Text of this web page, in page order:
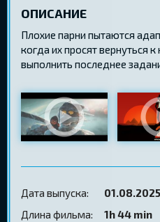
ОПИСАНИЕ
Плохие парни пытаются
когда их просят вернуться
выполнить последнее
Дата выпуска:
01.08.2025
Длина фильма:
1h 44 min